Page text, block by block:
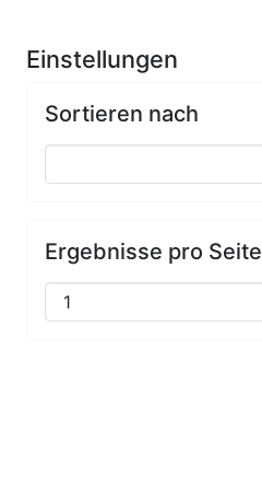
Einstellungen
Sortieren nach
Ergebnisse pro Seite